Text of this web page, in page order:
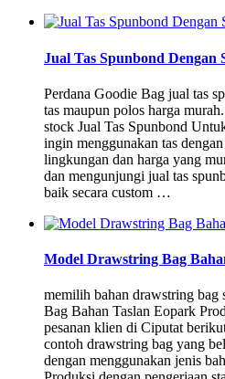
Jual Tas Spunbond Dengan
Perdana Goodie Bag jual tas
tas maupun polos harga
stock Jual Tas Spunbond
ingin menggunakan tas
lingkungan dan harga yang
dan mengunjungi jual tas
baik secara custom …
Model Drawstring Bag
memilih bahan drawstring bag
Bag Bahan Taslan Eopark
pesanan klien di Ciputat
contoh drawstring bag yang
dengan menggunakan jenis